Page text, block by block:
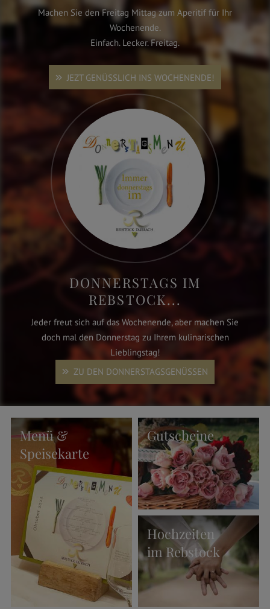
Machen Sie den Freitag Mittag zum Aperitif für Ihr
Wochenende.
Einfach. Lecker. Freitag.
JEZT GENÜSSLICH INS WOCHENENDE!
DONNERSTAGS IM
REBSTOCK...
Jeder freut sich auf das Wochenende, aber machen Sie
doch mal den Donnerstag zu Ihrem kulinarischen
Lieblingstag!
ZU DEN DONNERSTAGSGENÜSSEN
Menü &
Speisekarte
Gutscheine
Hochzeiten
im Rebstock